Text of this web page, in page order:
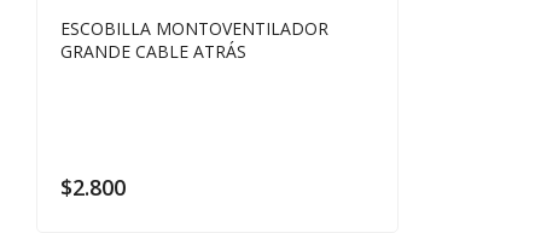
ESCOBILLA MONTOVENTILADOR
GRANDE CABLE ATRÁS
$2.800